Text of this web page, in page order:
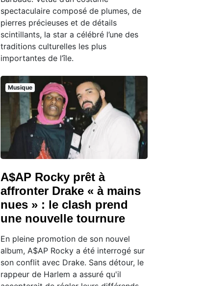
spectaculaire composé de plumes, de
pierres précieuses et de détails
scintillants, la star a célébré l’une des
traditions culturelles les plus
importantes de l’île.
Musique
A$AP Rocky prêt à
affronter Drake « à mains
nues » : le clash prend
une nouvelle tournure
En pleine promotion de son nouvel
album, A$AP Rocky a été interrogé sur
son conflit avec Drake. Sans détour, le
rappeur de Harlem a assuré qu'il